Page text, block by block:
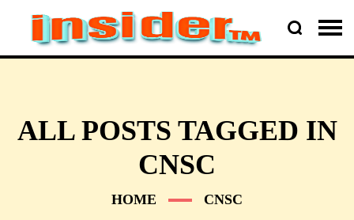
ALL POSTS TAGGED IN
CNSC
HOME CNSC